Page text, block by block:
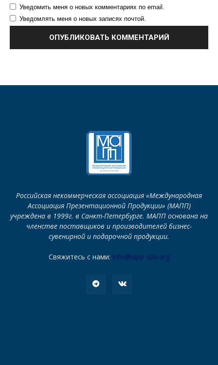
Уведомить меня о новых комментариях по email.
Уведомлять меня о новых записях почтой.
Российская некоммерческая ассоциация «Международная
Ассоциация Презентационной Продукции» (МАПП)
учреждена в 1999г. в Санкт-Петербурге. МАПП основана на
членстве поставщиков и производителей бизнес-
сувенирной и подарочной продукции.
Свяжитесь с нами: info@iapp-spb.org